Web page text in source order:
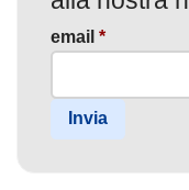
email *
Invia